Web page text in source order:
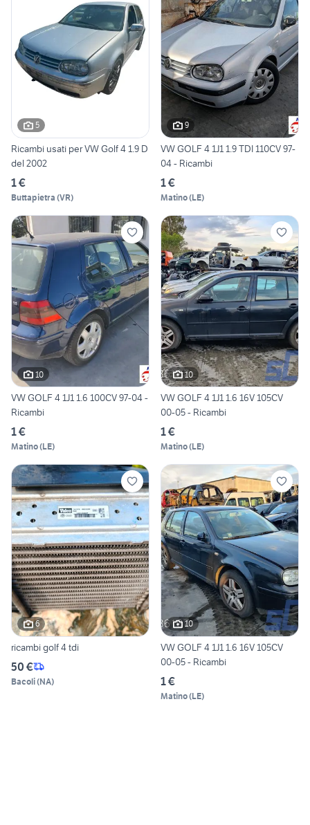
5
Ricambi usati per VW Golf 4 1.9 D
del 2002
1 €
Buttapietra (VR)
9
VW GOLF 4 1J1 1.9 TDI 110CV 97-
04 - Ricambi
1 €
Matino(LE)
10
VW GOLF 4 1J1 1.6 100CV 97-04 -
Ricambi
1 €
Matino(LE)
10
VW GOLF 4 1J1 1.6 16V 105CV
00-05 - Ricambi
1 €
Matino(LE)
6
ricambi golf 4 tdi
50 €
Bacoli(NA)
10
VW GOLF 4 1J1 1.6 16V 105CV
00-05 - Ricambi
1 €
Matino(LE)